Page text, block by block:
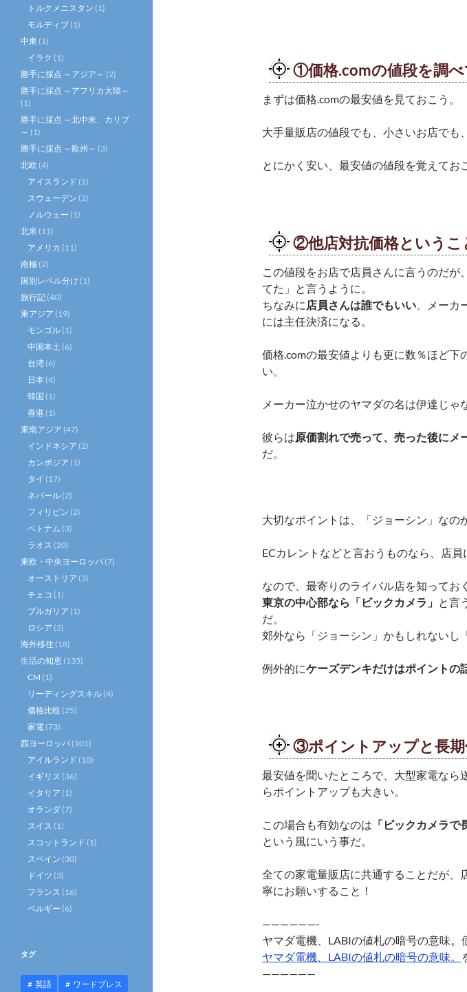
①価格.comの値段を調べ
まずは価格.comの最安値を見ておこう。
大手量販店の値段でも、小さいお店でも
とにかく安い、最安値の値段を覚えてお
②他店対抗価格というこ
この値段をお店で店員さんに言うのだが
てた」と言うように。
ちなみに 店員さんは誰でもいい。メーカ
には主任決済になる。
価格.comの最安値よりも更に数％ほど
い。
メーカー泣かせのヤマダの名は伊達じゃ
彼らは原価割れで売って、売った後にメ
だ。
大切なポイントは、「ジョーシン」なの
ECカレントなどと言おうものなら、店員
なので、最寄りのライバル店を知ってお
東京の中心部なら「ビックカメラ」 と言
だ。
郊外なら「ジョーシン」かもしれないし
例外的にケーズデンキだけはポイントの
③ポイントアップと長期
最安値を聞いたところで、大型家電なら
らポイントアップも大きい。
この場合も有効なのは 「ビックカメラ
という風にいう事だ。
全ての家電量販店に共通することだが、
寧にお願いすること！
——————-
ヤマダ電機、LABIの値札の暗号の意味。
ヤマダ電機、LABIの値札の暗号の意味。
——————
トルクメニスタン (1)
モルディブ (1)
中東 (1)
イラク (1)
勝手に採点 ～アジア～ (2)
勝手に採点 ～アフリカ大陸～
(1)
勝手に採点 ～北中米、カリブ
～ (1)
勝手に採点 ～欧州～ (3)
北欧 (4)
アイスランド (1)
スウェーデン (2)
ノルウェー (1)
北米 (11)
アメリカ (11)
南極 (2)
国別レベル分け (1)
旅行記 (40)
東アジア (19)
モンゴル (1)
中国本土 (6)
台湾 (6)
日本 (4)
韓国 (1)
香港 (1)
東南アジア (47)
インドネシア (2)
カンボジア (1)
タイ (17)
ネパール (2)
フィリピン (2)
ベトナム (3)
ラオス (20)
東欧・中央ヨーロッパ (7)
オーストリア (3)
チェコ (1)
ブルガリア (1)
ロシア (2)
海外移住 (18)
生活の知恵 (135)
CM (1)
リーディングスキル (4)
価格比較 (25)
家電 (73)
西ヨーロッパ (101)
アイルランド (10)
イギリス (36)
イタリア (1)
オランダ (7)
スイス (1)
スコットランド (1)
スペイン (30)
ドイツ (3)
フランス (16)
ベルギー (6)
タグ
英語 ワードプレス